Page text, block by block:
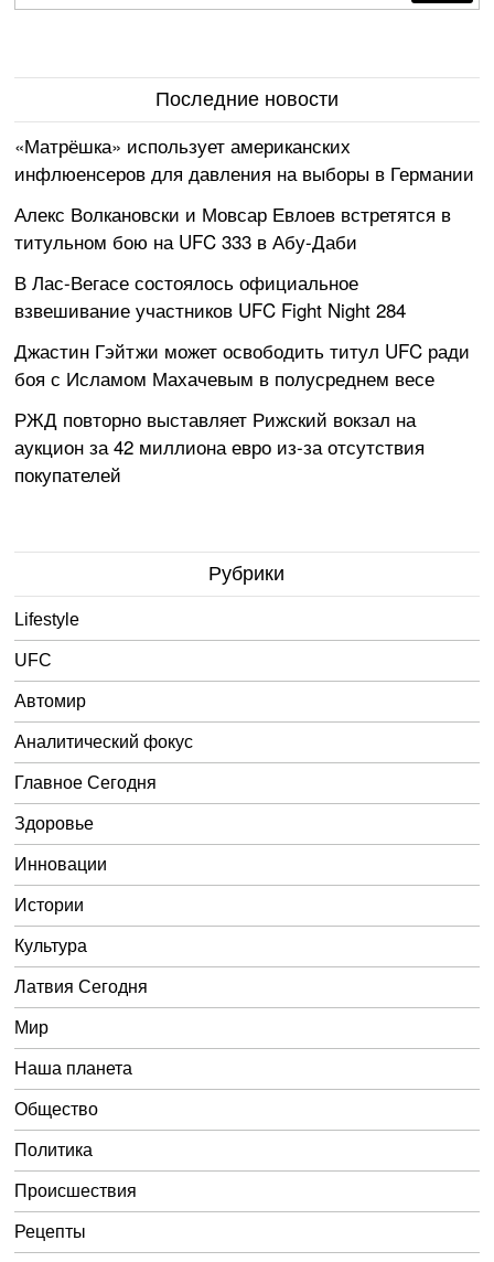
Последние новости
«Матрёшка» использует американских
инфлюенсеров для давления на выборы в Германии
Алекс Волкановски и Мовсар Евлоев встретятся в
титульном бою на UFC 333 в Абу-Даби
В Лас-Вегасе состоялось официальное
взвешивание участников UFC Fight Night 284
Джастин Гэйтжи может освободить титул UFC ради
боя с Исламом Махачевым в полусреднем весе
РЖД повторно выставляет Рижский вокзал на
аукцион за 42 миллиона евро из-за отсутствия
покупателей
Рубрики
Lifestyle
UFC
Автомир
Аналитический фокус
Главное Сегодня
Здоровье
Инновации
Истории
Культура
Латвия Сегодня
Мир
Наша планета
Общество
Политика
Происшествия
Рецепты